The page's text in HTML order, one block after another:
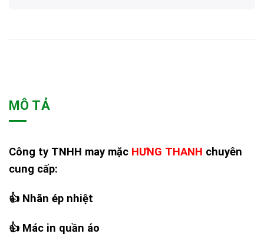
MÔ TẢ
Công ty TNHH may mặc HƯNG THANH chuyên
cung cấp:
👍 Nhãn ép nhiệt
👍 Mác in quần áo